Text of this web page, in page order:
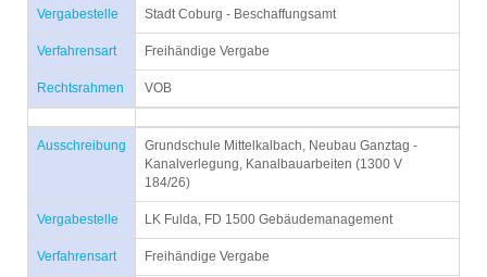
Vergabestelle Stadt Coburg - Beschaffungsamt
Verfahrensart Freihändige Vergabe
Rechtsrahmen VOB
Ausschreibung
Grundschule Mittelkalbach, Neubau Ganztag -
Kanalverlegung, Kanalbauarbeiten (1300 V
184/26)
Vergabestelle LK Fulda, FD 1500 Gebäudemanagement
Verfahrensart Freihändige Vergabe